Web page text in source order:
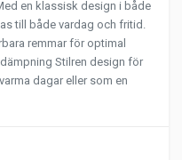
en klassisk design i både
till både vardag och fritid.
remmar för optimal
Stilren design för
dagar eller som en